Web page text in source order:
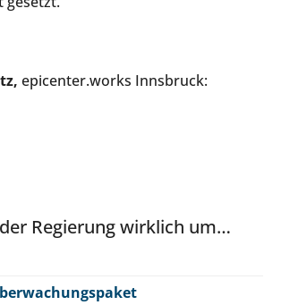
epicenter.works Innsbruck:
Regierung wirklich um…